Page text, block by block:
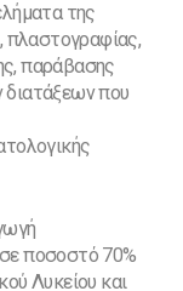
της
πλαστογραφίας,
παράβασης
που
ποσοστό 70%
Λυκείου και